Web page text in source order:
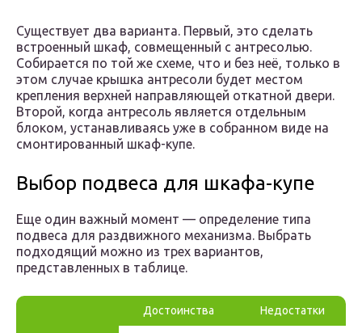
Существует два варианта. Первый, это сделать
встроенный шкаф, совмещенный с антресолью.
Собирается по той же схеме, что и без неё, только в
этом случае крышка антресоли будет местом
крепления верхней направляющей откатной двери.
Второй, когда антресоль является отдельным
блоком, устанавливаясь уже в собранном виде на
смонтированный шкаф-купе.
Выбор подвеса для шкафа-купе
Еще один важный момент — определение типа
подвеса для раздвижного механизма. Выбрать
подходящий можно из трех вариантов,
представленных в таблице.
Достоинства Недостатки